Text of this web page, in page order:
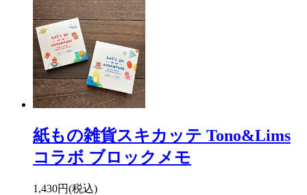
紙もの雑貨スキカッテ Tono&Lims
コラボ ブロックメモ
1,430円(税込)